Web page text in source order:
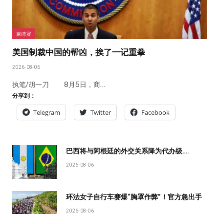
柬埔寨
美国制裁中国的帮凶，挨了一记重拳
2026-08-06
执笔/胡一刀 8月5日，商…
分享到：
Telegram Twitter Facebook
巴西将与阿根廷的外交关系降为代办级….
2026-08-06
环法女子自行车赛爆“胸罩作弊”！官方急出手
2026-08-06